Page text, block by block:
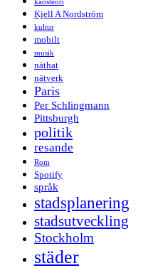
kaosteori
Kjell A Nordström
kultur
mobilt
musik
näthat
nätverk
Paris
Per Schlingmann
Pittsburgh
politik
resande
Rom
Spotify
språk
stadsplanering
stadsutveckling
Stockholm
städer